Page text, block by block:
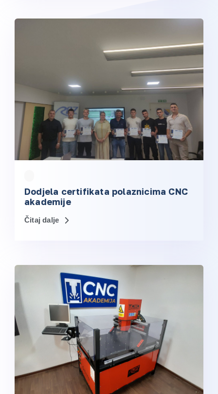
Dodjela certifikata polaznicima CNC
akademije
Čitaj dalje